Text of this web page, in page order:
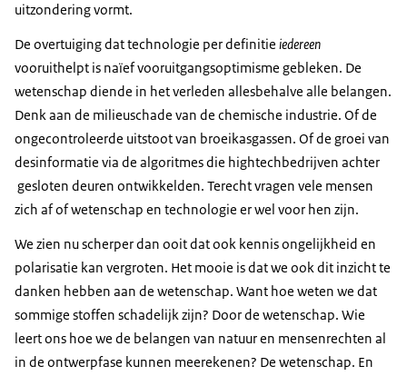
uitzondering vormt.
De overtuiging dat technologie per definitie iedereen
vooruithelpt is naïef vooruitgangsoptimisme gebleken. De
wetenschap diende in het verleden allesbehalve alle belangen.
Denk aan de milieuschade van de chemische industrie. Of de
ongecontroleerde uitstoot van broeikasgassen. Of de groei van
desinformatie via de algoritmes die hightechbedrijven achter
gesloten deuren ontwikkelden. Terecht vragen vele mensen
zich af of wetenschap en technologie er wel voor hen zijn.
We zien nu scherper dan ooit dat ook kennis ongelijkheid en
polarisatie kan vergroten. Het mooie is dat we ook dit inzicht te
danken hebben aan de wetenschap. Want hoe weten we dat
sommige stoffen schadelijk zijn? Door de wetenschap. Wie
leert ons hoe we de belangen van natuur en mensenrechten al
in de ontwerpfase kunnen meerekenen? De wetenschap. En